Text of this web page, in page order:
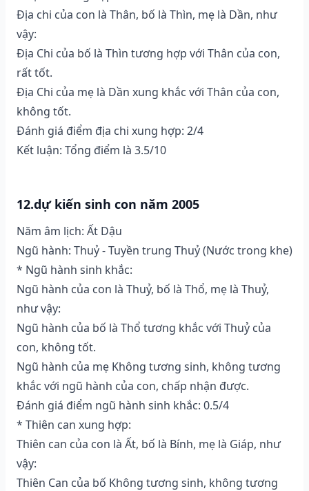
Địa chi của con là Thân, bố là Thìn, mẹ là Dần, như
vậy:
Địa Chi của bố là Thìn tương hợp với Thân của con,
rất tốt.
Địa Chi của mẹ là Dần xung khắc với Thân của con,
không tốt.
Đánh giá điểm địa chi xung hợp: 2/4
Kết luận: Tổng điểm là 3.5/10
12.dự kiến sinh con năm 2005
Năm âm lịch: Ất Dậu
Ngũ hành: Thuỷ - Tuyền trung Thuỷ (Nước trong khe)
* Ngũ hành sinh khắc:
Ngũ hành của con là Thuỷ, bố là Thổ, mẹ là Thuỷ,
như vậy:
Ngũ hành của bố là Thổ tương khắc với Thuỷ của
con, không tốt.
Ngũ hành của mẹ Không tương sinh, không tương
khắc với ngũ hành của con, chấp nhận được.
Đánh giá điểm ngũ hành sinh khắc: 0.5/4
* Thiên can xung hợp:
Thiên can của con là Ất, bố là Bính, mẹ là Giáp, như
vậy:
Thiên Can của bố Không tương sinh, không tương